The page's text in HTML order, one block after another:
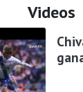
Videos